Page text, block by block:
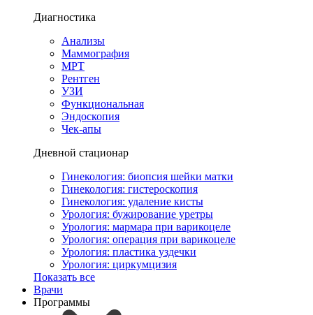
Диагностика
Анализы
Маммография
МРТ
Рентген
УЗИ
Функциональная
Эндоскопия
Чек-апы
Дневной стационар
Гинекология: биопсия шейки матки
Гинекология: гистероскопия
Гинекология: удаление кисты
Урология: бужирование уретры
Урология: мармара при варикоцеле
Урология: операция при варикоцеле
Урология: пластика уздечки
Урология: циркумцизия
Показать все
Врачи
Программы